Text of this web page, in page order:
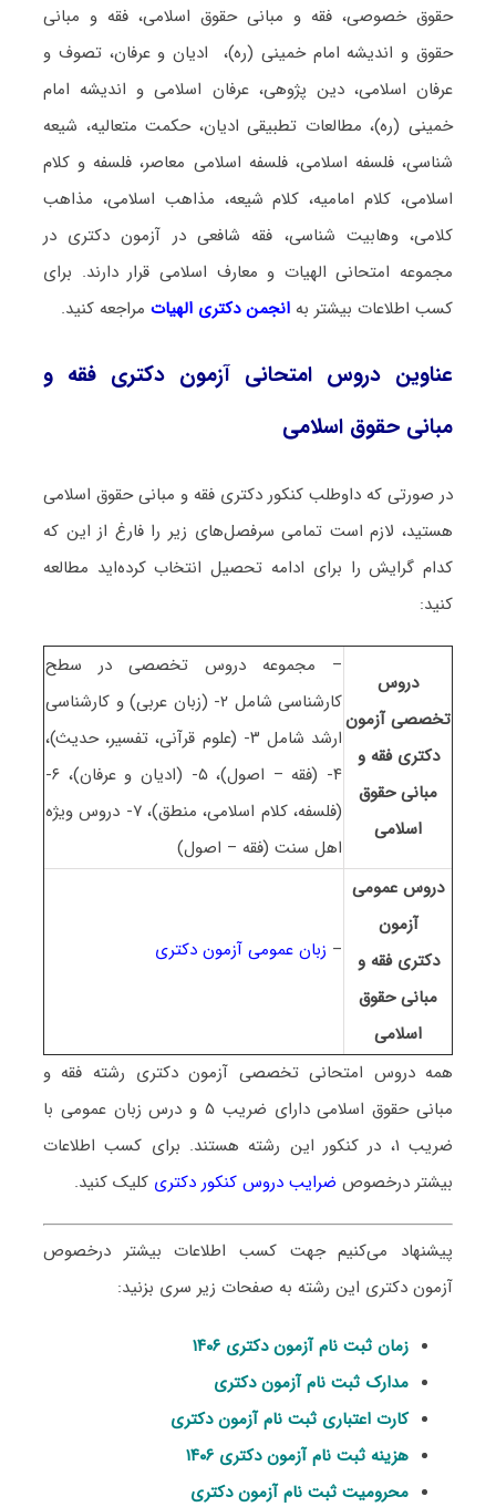
حقوق خصوصی، فقه و مبانی حقوق اسلامی، فقه و مبانی
حقوق و اندیشه امام خمینی (ره)، ادیان و عرفان، تصوف و
عرفان اسلامی، دین پژوهی، عرفان اسلامی و اندیشه امام
خمینی (ره)، مطالعات تطبیقی ادیان، حکمت متعالیه، شیعه
شناسی، فلسفه اسلامی، فلسفه اسلامی معاصر، فلسفه و کلام
اسلامی، کلام امامیه، کلام شیعه، مذاهب اسلامی، مذاهب
کلامی، وهابیت شناسی، فقه شافعی در آزمون دکتری در
مجموعه امتحانی الهیات و معارف اسلامی قرار دارند. برای
کسب اطلاعات بیشتر به انجمن دکتری الهیاتمراجعه کنید.
عناوین دروس امتحانی آزمون دکتری فقه و
مبانی حقوق اسلامی
در صورتی که داوطلب کنکور دکتری فقه و مبانی حقوق اسلامی
هستید، لازم است تمامی سرفصل‌های زیر را فارغ از این که
کدام گرایش را برای ادامه تحصیل انتخاب کرده‌اید مطالعه
کنید:
دروس
تخصصی آزمون
دکتری فقه و
مبانی حقوق
اسلامی
– مجموعه دروس تخصصی در سطح
کارشناسی شامل ۲- (زبان عربی) و کارشناسی
ارشد شامل ۳- (علوم قرآنی، تفسیر، حدیث)،
۴- (فقه – اصول)، ۵- (ادیان و عرفان)، ۶-
(فلسفه، کلام اسلامی، منطق)، ۷- دروس ویژه
اهل سنت (فقه – اصول)
دروس عمومی
آزمون
دکتری فقه و
مبانی حقوق
اسلامی
– زبان عمومی آزمون دکتری
همه دروس امتحانی تخصصی آزمون دکتری رشته فقه و
مبانی حقوق اسلامی
دارای ضریب ۵ و درس زبان عمومی با
ضریب ۱، در کنکور این رشته هستند. برای کسب اطلاعات
بیشتر درخصوص ضرایب دروس کنکور دکتری کلیک کنید.
پیشنهاد می‌کنیم جهت کسب اطلاعات بیشتر درخصوص
آزمون دکتری این رشته به صفحات زیر سری بزنید:
زمان ثبت نام آزمون دکتری ۱۴۰۶
مدارک ثبت نام آزمون دکتری
کارت اعتباری ثبت نام آزمون دکتری
هزینه ثبت نام آزمون دکتری ۱۴۰۶
محرومیت ثبت نام آزمون دکتری